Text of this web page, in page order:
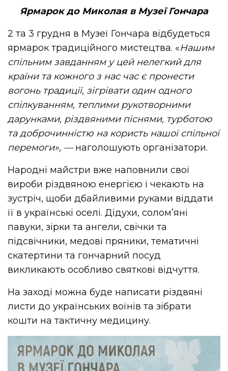
Ярмарок до Миколая в Музеї Гончара
2 та 3 грудня в Музеї Гончара відбудеться
ярмарок традиційного мистецтва. «Нашим
спільним завданням у цей нелегкий для
країни та кожного з нас час є пронести
вогонь традиції, зігрівати один одного
спілкуванням, теплими рукотворними
дарунками, різдвяними піснями, турботою
та доброчинністю на користь нашої спільної
перемоги», —наголошують організатори.
Народні майстри вже наповнили свої
вироби різдвяною енергією і чекають на
зустріч, щоби дбайливими руками віддати
її в українські оселі. Дідухи, солом’яні
павуки, зірки та ангели, свічки та
підсвічники, медові пряники, тематичні
скатертини та гончарний посуд
викликають особливо святкові відчуття.
На заході можна буде написати різдвяні
листи до українських воїнів та зібрати
кошти на тактичну медицину.